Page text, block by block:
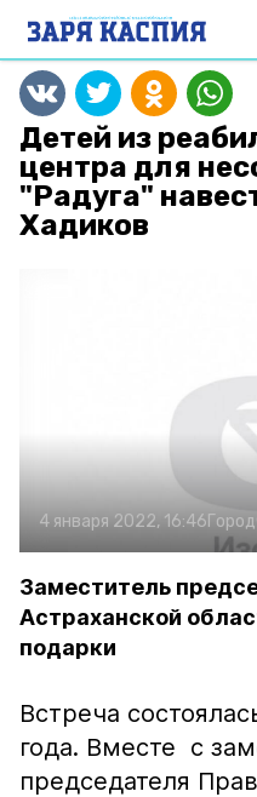
Детей из
центра для
"Радуга"
Хадиков
4 января 2022, 16:46Город
Заместитель
Астраханской
подарки
Встреча
года. Вместе с
председателя